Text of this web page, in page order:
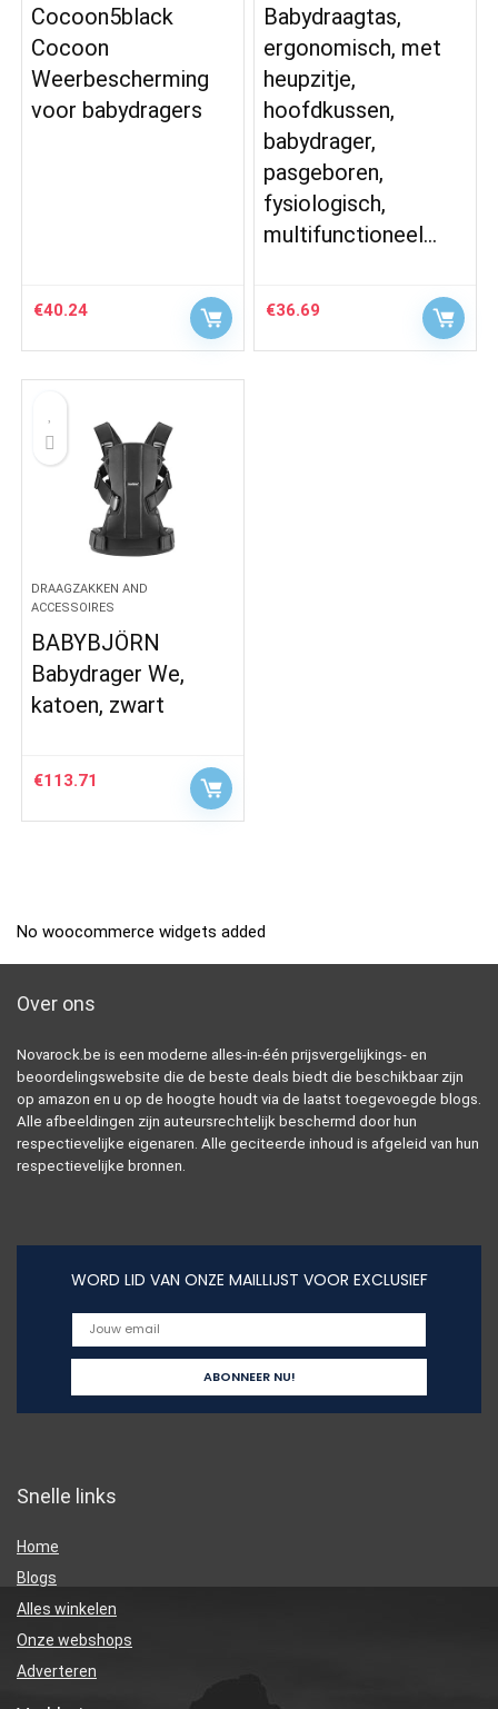
Cocoon5black
Cocoon
Weerbescherming
voor babydragers
€40.24
Babydraagtas,
ergonomisch, met
heupzitje,
hoofdkussen,
babydrager,
pasgeboren,
fysiologisch,
multifunctioneel…
€36.69
DRAAGZAKKEN AND
ACCESSOIRES
BABYBJÖRN
Babydrager We,
katoen, zwart
€113.71
No woocommerce widgets added
Over ons
Novarock.be is een moderne alles-in-één prijsvergelijkings- en
beoordelingswebsite die de beste deals biedt die beschikbaar zijn
op amazon en u op de hoogte houdt via de laatst toegevoegde blogs.
Alle afbeeldingen zijn auteursrechtelijk beschermd door hun
respectievelijke eigenaren. Alle geciteerde inhoud is afgeleid van hun
respectievelijke bronnen.
WORD LID VAN ONZE MAILLIJST VOOR EXCLUSIEF
Snelle links
Home
Blogs
Alles winkelen
Onze webshops
Adverteren